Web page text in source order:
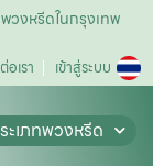
วงหรีดในกรุงเทพ
อเรา เข้าสู่ระบบ
ะเภทพวงหรีด